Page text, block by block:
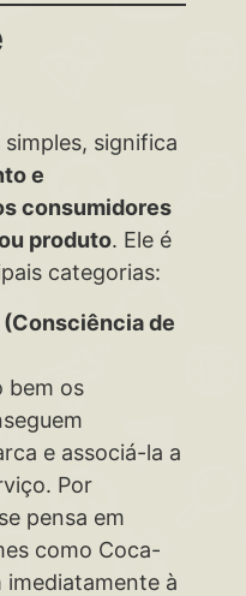
significa
e
consumidores
produto. Ele é
categorias:
de
bem os
e associá-la a
Por
pensa em
como Coca-
imediatamente à